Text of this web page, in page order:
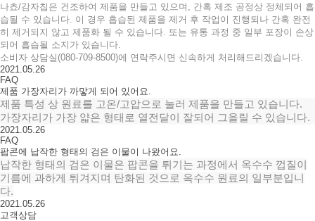
나쵸/감자칩은 건조하여 제품을 만들고 있으며, 간혹 제조 공정상 정체되어 흡
습될 수 있습니다. 이 경우 흡습된 제품을 제거 후 작업이 진행되나 간혹 완전
히 제거되지 않고 제품화 될 수 있습니다. 또는 유통 과정 중 일부 포장이 손상
되어 흡습될 소지가 있습니다.
소비자 상담실(080-709-8500)에 연락주시면 신속하게 처리해드리겠습니다.
2021.05.26
FAQ
제품 가장자리가 까맣게 되어 있어요.
제품 특성 상 원료를 고온/고압으로 눌러 제품을 만들고 있습니다.
가장자리가 가장 얇은 형태로 열전달이 잘되어 그을릴 수 있습니다.
2021.05.26
FAQ
팝콘에 납작한 형태의 검은 이물이 나왔어요.
납작한 형태의 검은 이물은 팝콘을 튀기는 과정에서 옥수수 껍질이
기름에 과하게 튀겨지며 탄화된 것으로 옥수수 원료의 일부분입니
다.
2021.05.26
고객상담